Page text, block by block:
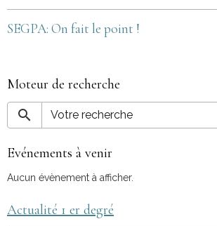
SEGPA: On fait le point !
Moteur de recherche
Evénements à venir
Aucun évènement à afficher.
Actualité 1 er degré